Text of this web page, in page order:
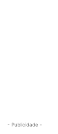
- Publicidade -